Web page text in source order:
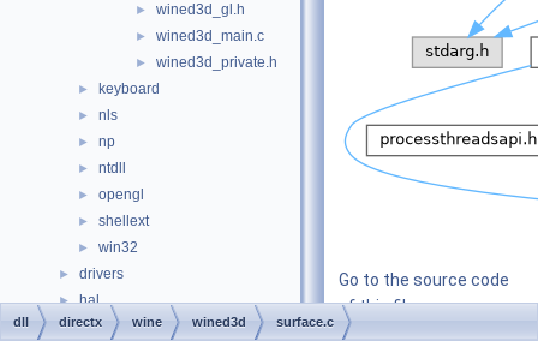
► wined3d_gl.h
► wined3d_main.c
► wined3d_private.h
► keyboard
► nls
► np
► ntdll
► opengl
► shellext
► win32
► drivers
► hal
► media
Go to the source code
of this file.
dll directx wine wined3d surface.c